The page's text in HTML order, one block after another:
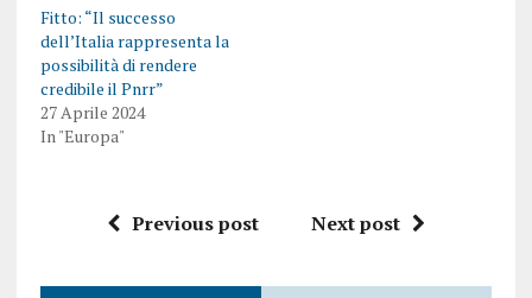
Fitto: “Il successo
dell’Italia rappresenta la
possibilità di rendere
credibile il Pnrr”
27 Aprile 2024
In "Europa"
Previous post Next post